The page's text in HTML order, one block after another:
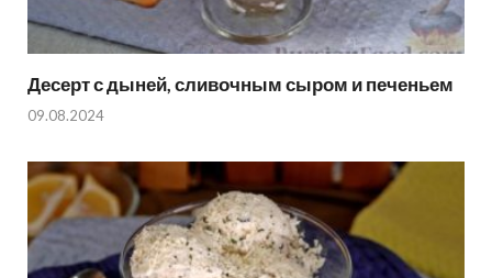
Десерт с дыней, сливочным сыром и печеньем
09.08.2024